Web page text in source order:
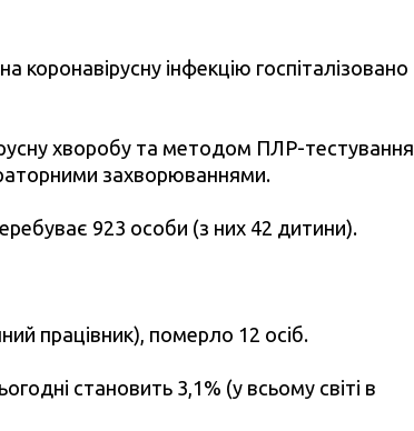
коронавірусну інфекцію госпіталізовано
хворобу та методом ПЛР-тестування
захворюваннями.
923 особи (з них 42 дитини).
працівник), померло 12 осіб.
становить 3,1% (у всьому світі в